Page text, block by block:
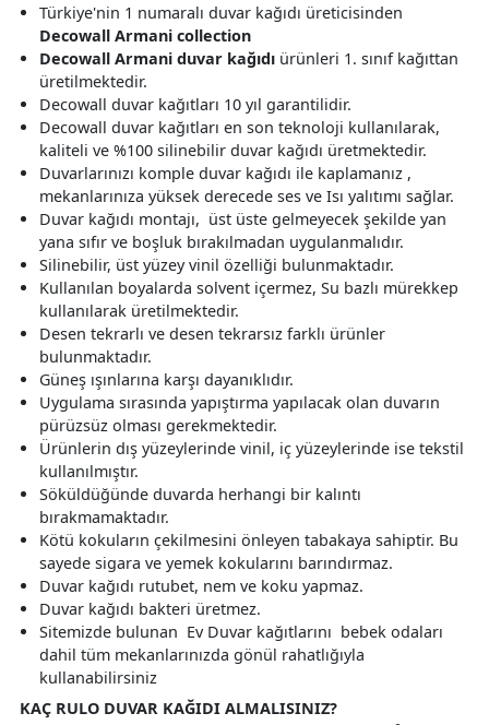
Türkiye'nin 1 numaralı duvar kağıdı üreticisinden
Decowall Armani collection
Decowall Armani duvar kağıdı ürünleri 1. sınıf kağıttan
üretilmektedir.
Decowall duvar kağıtları 10 yıl garantilidir.
Decowall duvar kağıtları en son teknoloji kullanılarak,
kaliteli ve %100 silinebilir duvar kağıdı üretmektedir.
Duvarlarınızı komple duvar kağıdı ile kaplamanız ,
mekanlarınıza yüksek derecede ses ve Isı yalıtımı sağlar.
Duvar kağıdı montajı, üst üste gelmeyecek şekilde yan
yana sıfır ve boşluk bırakılmadan uygulanmalıdır.
Silinebilir, üst yüzey vinil özelliği bulunmaktadır.
Kullanılan boyalarda solvent içermez, Su bazlı mürekkep
kullanılarak üretilmektedir.
Desen tekrarlı ve desen tekrarsız farklı ürünler
bulunmaktadır.
Güneş ışınlarına karşı dayanıklıdır.
Uygulama sırasında yapıştırma yapılacak olan duvarın
pürüzsüz olması gerekmektedir.
Ürünlerin dış yüzeylerinde vinil, iç yüzeylerinde ise tekstil
kullanılmıştır.
Söküldüğünde duvarda herhangi bir kalıntı
bırakmamaktadır.
Kötü kokuların çekilmesini önleyen tabakaya sahiptir. Bu
sayede sigara ve yemek kokularını barındırmaz.
Duvar kağıdı rutubet, nem ve koku yapmaz.
Duvar kağıdı bakteri üretmez.
Sitemizde bulunan Ev Duvar kağıtlarını bebek odaları
dahil tüm mekanlarınızda gönül rahatlığıyla
kullanabilirsiniz
KAÇ RULO DUVAR KAĞIDI ALMALISINIZ?